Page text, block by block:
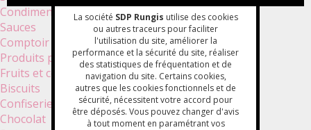
Condiments
Sauces
Comptoir
Produits pâtissiers
Fruits et confitures
Biscuits
Confiserie
Chocolat
La société SDP Rungis utilise des cookies
ou autres traceurs pour faciliter
l'utilisation du site, améliorer la
performance et la sécurité du site, réaliser
des statistiques de fréquentation et de
navigation du site. Certains cookies,
autres que les cookies fonctionnels et de
sécurité, nécessitent votre accord pour
être déposés. Vous pouvez changer d'avis
à tout moment en paramétrant vos